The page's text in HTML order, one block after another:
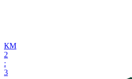
КМ
2
:
3